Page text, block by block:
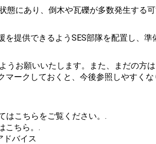
態にあり、倒木や瓦礫が多数発生する
を提供できるようSES部隊を配置し、準
うお願いいたします。また、まだの方
マークしておくと、今後参照しやすくな
はこちらをご覧ください。.
こちら。.
ドバイス